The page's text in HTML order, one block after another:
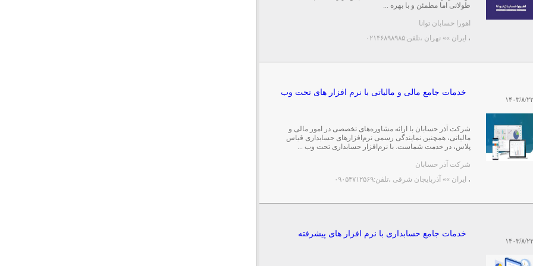
طولانی اما مطمئن و با بهره ...
اهورا حسابان توانا
، ایران »» تهران ،تلفن:۰۲۱۴۶۸۹۸۹۸۵
۱۴۰۳/۸/۲۲
خدمات جامع مالی و مالیاتی با نرم افزار های تحت وب
شرکت آذر حسابان با ارائه مشاوره‌های تخصصی در امور مالی و
مالیاتی، همچنین نمایندگی رسمی نرم‌افزارهای حسابداری قیاس
پلاس، در خدمت شماست. با نرم‌افزار حسابداری تحت وب ...
شرکت آذر حسابان
، ایران »» آذربایجان شرقی ،تلفن:۰۹۰۵۴۷۱۲۵۶۹
۱۴۰۳/۸/۲۲
خدمات جامع حسابداری با نرم افزار های پیشرفته